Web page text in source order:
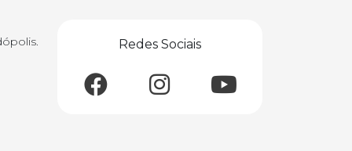
Redes Sociais